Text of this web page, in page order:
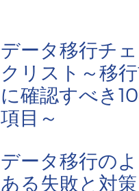
データ移行チ
クリスト～移
に確認すべき
項目～
データ移行のよ
ある失敗と対策